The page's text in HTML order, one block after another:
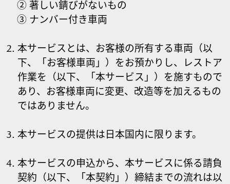
② 著しい錆びがないもの
③ ナンバー付き車両
本サービスとは、お客様の所有する車両（以
下、「お客様車両」）をお預かりし、レストア
作業を（以下、「本サービス」）を施すもので
あり、お客様車両に変更、改造等を加えるもの
ではありません。
本サービスの提供は日本国内に限ります。
本サービスの申込から、本サービスに係る請負
契約（以下、「本契約」）締結までの流れは以